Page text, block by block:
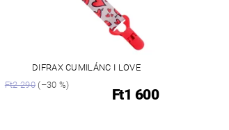
DIFRAX CUMILÁNC I LOVE
Ft2 290 (–30 %)
Ft1 600